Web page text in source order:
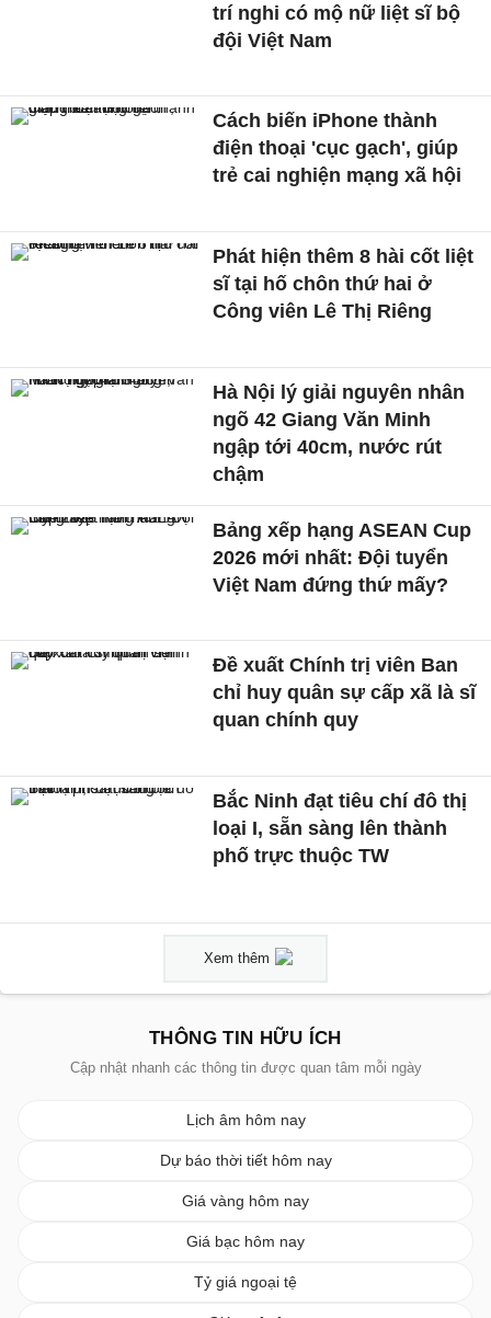
trí nghi có mộ nữ liệt sĩ bộ
đội Việt Nam
Cách biến iPhone thành
điện thoại 'cục gạch', giúp
trẻ cai nghiện mạng xã hội
Phát hiện thêm 8 hài cốt liệt
sĩ tại hố chôn thứ hai ở
Công viên Lê Thị Riêng
Hà Nội lý giải nguyên nhân
ngõ 42 Giang Văn Minh
ngập tới 40cm, nước rút
chậm
Bảng xếp hạng ASEAN Cup
2026 mới nhất: Đội tuyển
Việt Nam đứng thứ mấy?
Đề xuất Chính trị viên Ban
chỉ huy quân sự cấp xã là sĩ
quan chính quy
Bắc Ninh đạt tiêu chí đô thị
loại I, sẵn sàng lên thành
phố trực thuộc TW
Xem thêm
THÔNG TIN HỮU ÍCH
Cập nhật nhanh các thông tin được quan tâm mỗi ngày
Lịch âm hôm nay
Dự báo thời tiết hôm nay
Giá vàng hôm nay
Giá bạc hôm nay
Tỷ giá ngoại tệ